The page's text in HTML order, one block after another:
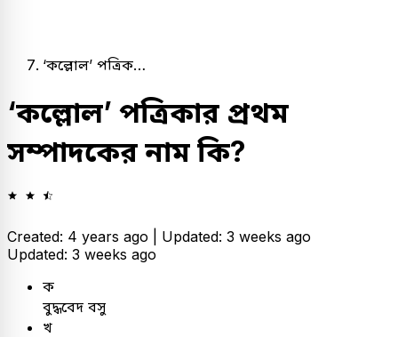
‘কল্লোল’ পত্রিক…
‘কল্লোল’ পত্রিকার প্রথম
সম্পাদকের নাম কি?
Created: 4 years ago | Updated: 3 weeks ago
Updated: 3 weeks ago
ক
বুদ্ধবেদ বসু
খ